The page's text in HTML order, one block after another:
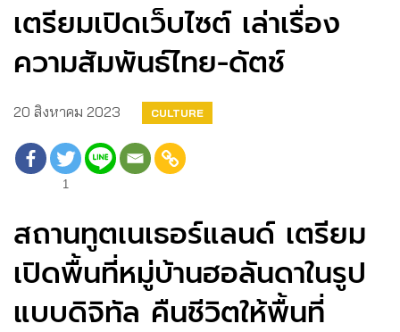
เตรียมเปิดเว็บไซต์ เล่าเรื่อง
ความสัมพันธ์ไทย-ดัตช์
20 สิงหาคม 2023 CULTURE
1
สถานทูตเนเธอร์แลนด์ เตรียม
เปิดพื้นที่หมู่บ้านฮอลันดาในรูป
แบบดิจิทัล คืนชีวิตให้พื้นที่